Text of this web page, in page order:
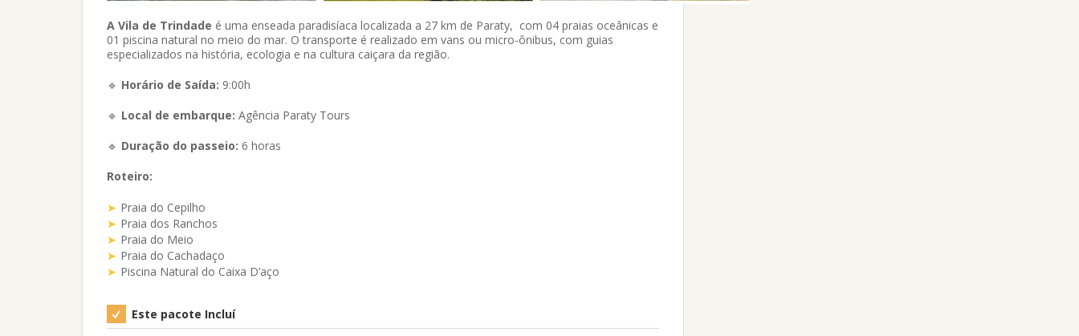
A Vila de Trindade é uma enseada paradisíaca localizada a 27 km de Paraty, com 04 praias oceânicas e
01 piscina natural no meio do mar. O transporte é realizado em vans ou micro-ônibus, com guias
especializados na história, ecologia e na cultura caiçara da região.
🔹 Horário de Saída: 9:00h
🔹 Local de embarque: Agência Paraty Tours
🔹 Duração do passeio: 6 horas
Roteiro:
Praia do Cepilho
Praia dos Ranchos
Praia do Meio
Praia do Cachadaço
Piscina Natural do Caixa D’aço
Este pacote Incluí